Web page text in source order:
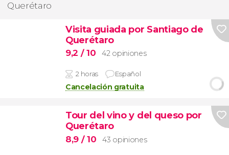
Querétaro
Visita guiada por Santiago de
Querétaro
9,2 / 10 42 opiniones
2 horas Español
Cancelación gratuita
Tour del vino y del queso por
Querétaro
8,9 / 10 43 opiniones